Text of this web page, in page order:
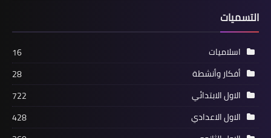
التسميات
اسلاميات
16
أفكار وأنشطة
28
الاول الابتدائي
722
الاول الاعدادي
428